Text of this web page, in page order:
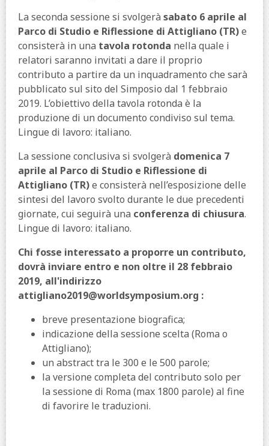
La seconda sessione si svolgerà sabato 6 aprile al
Parco di Studio e Riflessione di Attigliano (TR)e
consisterà in una tavola rotonda nella quale i
relatori saranno invitati a dare il proprio
contributo a partire da un inquadramento che sarà
pubblicato sul sito del Simposio dal 1 febbraio
2019. L’obiettivo della tavola rotonda è la
produzione di un documento condiviso sul tema.
Lingue di lavoro: italiano.
La sessione conclusiva si svolgerà domenica 7
aprile al Parco di Studio e Riflessione di
Attigliano (TR)e consisterà nell’esposizione delle
sintesi del lavoro svolto durante le due precedenti
giornate, cui seguirà una conferenza di chiusura.
Lingue di lavoro: italiano.
Chi fosse interessato a proporre un contributo,
dovrà inviare entro e non oltre il 28 febbraio
2019, all'indirizzo
attigliano2019@worldsymposium.org :
breve presentazione biografica;
indicazione della sessione scelta (Roma o
Attigliano);
un abstract tra le 300 e le 500 parole;
la versione completa del contributo solo per
la sessione di Roma (max 1800 parole) al fine
di favorire le traduzioni.